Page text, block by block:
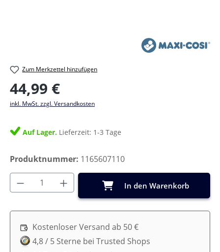
Zum Merkzettel hinzufügen
Regulärer Preis:
44,99 €
inkl. MwSt. zzgl. Versandkosten
Auf Lager. Lieferzeit: 1-3 Tage
Produktnummer: 1165607110
Produkt Anzahl: Gib den gewünschten
In den Warenkorb
Kostenloser Versand ab 50 €
4,8 / 5 Sterne bei Trusted Shops